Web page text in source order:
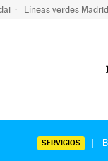
Líneas verdes Madrid
SERVICIOS